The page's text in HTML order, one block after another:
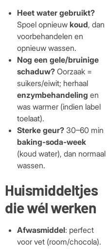
Heet water gebruikt?
Spoel opnieuw koud, dan
voorbehandelen en
opnieuw wassen.
Nog een gele/bruinige
schaduw? Oorzaak =
suikers/eiwit; herhaal
enzymbehandeling en
was warmer (indien label
toelaat).
Sterke geur? 30–60 min
baking-soda-week
(koud water), dan normaal
wassen.
Huismiddeltjes
die wél werken
Afwasmiddel: perfect
voor vet (room/chocola).